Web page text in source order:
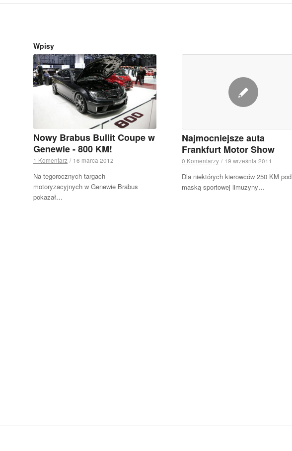
Wpisy
Nowy Brabus Bullit Coupe w
Genewie - 800 KM!
1 Komentarz / 16 marca 2012
Na tegorocznych targach
motoryzacyjnych w Genewie Brabus
pokazał…
Najmocniejsze auta
Frankfurt Motor Show
0 Komentarzy / 19 września 2011
Dla niektórych kierowców 250 KM pod
maską sportowej limuzyny…